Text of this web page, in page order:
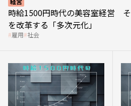
時給1500円時代の美容室経営
を改革する「多次元化」
雇用 社会